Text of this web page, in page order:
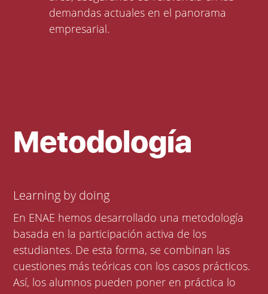
demandas actuales en el panorama
empresarial.
Metodología
Learning by doing
En ENAE hemos desarrollado una metodología
basada en la participación activa de los
estudiantes. De esta forma, se combinan las
cuestiones más teóricas con los casos prácticos.
Así, los alumnos pueden poner en práctica lo